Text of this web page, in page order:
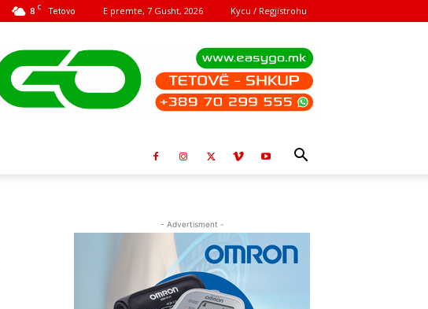
8 C Tetovo E premte, 7 Gusht, 2026 Kycu / Regjistrohu
- Advertisment -